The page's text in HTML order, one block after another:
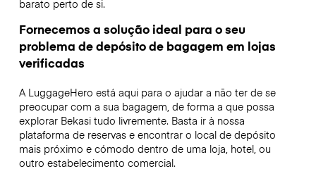
barato perto de si.
Fornecemos a solução ideal para o seu
problema de depósito de bagagem em lojas
verificadas
A LuggageHero está aqui para o ajudar a não ter de se
preocupar com a sua bagagem, de forma a que possa
explorar Bekasi tudo livremente. Basta ir à nossa
plataforma de reservas e encontrar o local de depósito
mais próximo e cómodo dentro de uma loja, hotel, ou
outro estabelecimento comercial.